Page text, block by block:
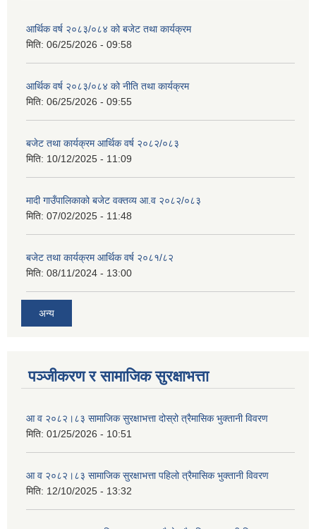
आर्थिक वर्ष २०८३/०८४ को बजेट तथा कार्यक्रम
मिति: 06/25/2026 - 09:58
आर्थिक वर्ष २०८३/०८४ को नीति तथा कार्यक्रम
मिति: 06/25/2026 - 09:55
बजेट तथा कार्यक्रम आर्थिक वर्ष २०८२/०८३
मिति: 10/12/2025 - 11:09
मादी गाउँपालिकाको बजेट वक्तव्य आ.व २०८२/०८३
मिति: 07/02/2025 - 11:48
बजेट तथा कार्यक्रम आर्थिक वर्ष २०८१/८२
मिति: 08/11/2024 - 13:00
अन्य
पञ्जीकरण र सामाजिक सुरक्षाभत्ता
आ व २०८२।८३ सामाजिक सुरक्षाभत्ता दोस्रो त्रैमासिक भुक्तानी विवरण
मिति: 01/25/2026 - 10:51
आ व २०८२।८३ सामाजिक सुरक्षाभत्ता पहिलो त्रैमासिक भुक्तानी विवरण
मिति: 12/10/2025 - 13:32